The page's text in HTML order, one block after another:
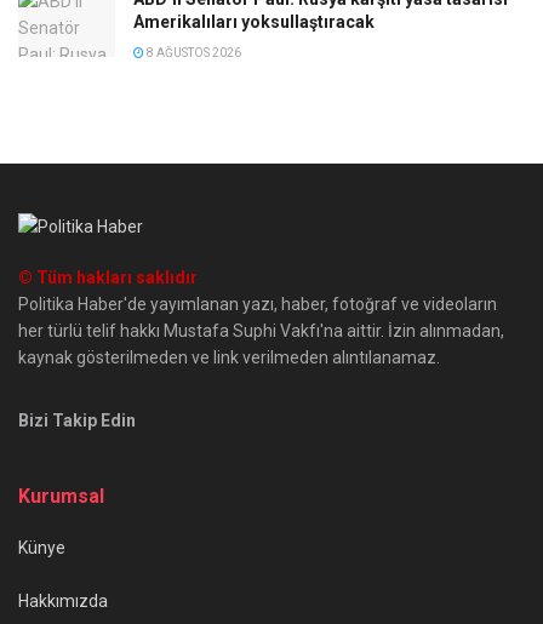
Amerikalıları yoksullaştıracak
8 AĞUSTOS 2026
© Tüm hakları saklıdır
Politika Haber'de yayımlanan yazı, haber, fotoğraf ve videoların
her türlü telif hakkı Mustafa Suphi Vakfı'na aittir. İzin alınmadan,
kaynak gösterilmeden ve link verilmeden alıntılanamaz.
Bizi Takip Edin
Kurumsal
Künye
Hakkımızda